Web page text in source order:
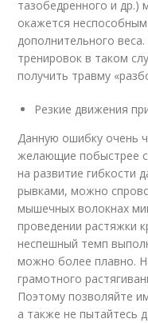
тазобедренного и др.)
окажется
дополнительного
тренировок в таком
получить травму
Резкие движения
Данную ошибку очень
желающие побыстрее
на развитие гибкости
рывками, можно
мышечных волокнах
проведении растяжки
неспешный темп
можно более плавно.
грамотного
Поэтому позволяйте
а также не пытайтесь